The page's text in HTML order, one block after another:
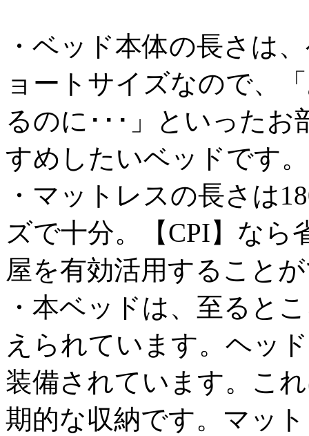
・ベッド本体の長さは
ョートサイズなので、
るのに･･･」といった
すめしたいベッドです。
・マットレスの長さは
ズで十分。【CPI】な
屋を有効活用すること
・本ベッドは、至ると
えられています。ヘッ
装備されています。こ
期的な収納です。マッ